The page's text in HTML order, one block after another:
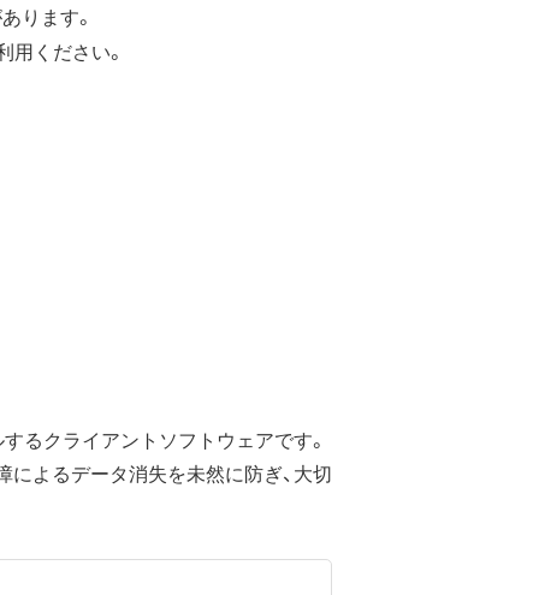
ります。
ください。
るクライアントソフトウェアです。
によるデータ消失を未然に防ぎ、大切